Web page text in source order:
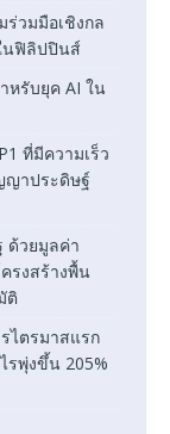
ร่วมมือเชิงกล
นฟิลิปปินส์
หรับยุค AI ใน
ที่มีความเร็ว
ญาประดิษฐ์
ด้วยมูลค่า
รงสร้างพื้น
ติ
ไตรมาสแรก
รพุ่งขึ้น 205%